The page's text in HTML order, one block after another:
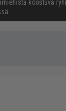
koostuva